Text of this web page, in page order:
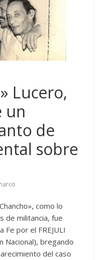
Lucero,
un
de
sobre
como lo
de militancia, fue
Fe por el FREJULI
Nacional), bregando
del caso